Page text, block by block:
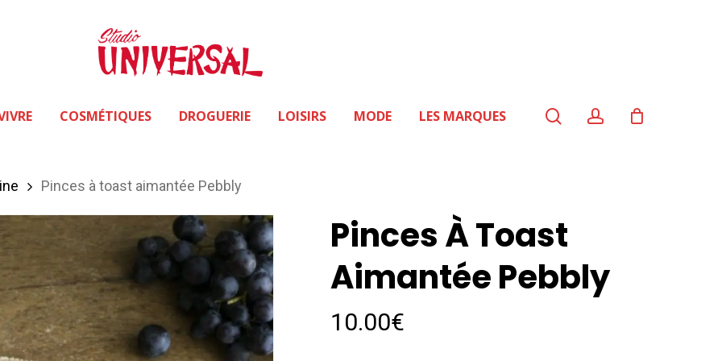
COSMÉTIQUES DROGUERIE LOISIRS MODE LES MARQUES searchaccount
Pinces à toast aimantée Pebbly
Pinces À Toast
Aimantée Pebbly
10.00€